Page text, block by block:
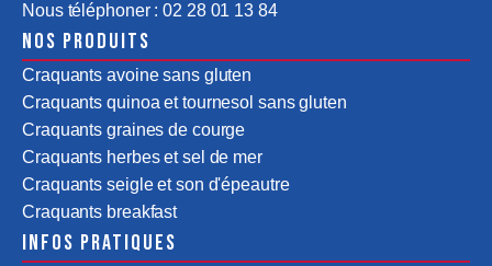
Nous téléphoner : 02 28 01 13 84
Nos produits
Craquants avoine sans gluten
Craquants quinoa et tournesol sans gluten
Craquants graines de courge
Craquants herbes et sel de mer
Craquants seigle et son d'épeautre
Craquants breakfast
Infos pratiques